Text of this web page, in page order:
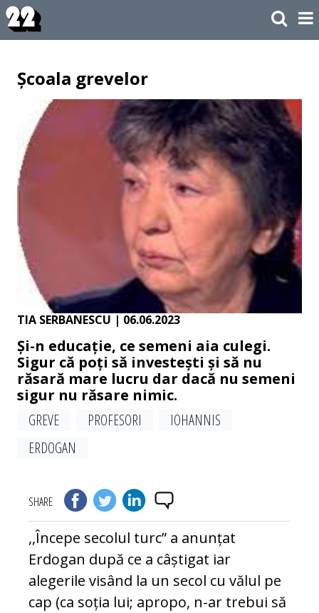
Școala grevelor
TIA SERBANESCU | 06.06.2023
Și-n educație, ce semeni aia culegi.
Sigur că poți să investești și să nu
răsară mare lucru dar dacă nu semeni
sigur nu răsare nimic.
GREVE
PROFESORI
IOHANNIS
ERDOGAN
SHARE
,,Începe secolul turc” a anunțat
Erdogan după ce a câștigat iar
alegerile visând la un secol cu vălul pe
cap (ca soția lui; apropo, n-ar trebui să